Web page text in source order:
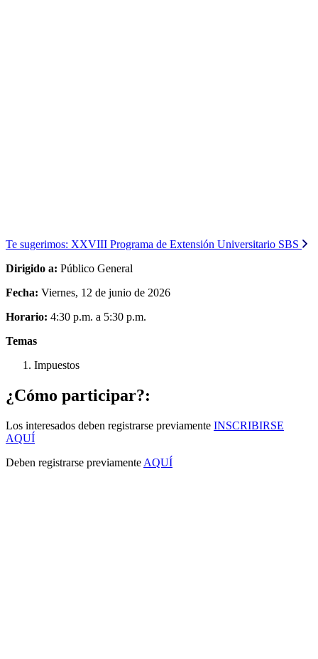
Te sugerimos: XXVIII Programa de Extensión Universitario SBS
Dirigido a: Público General
Fecha: Viernes, 12 de junio de 2026
Horario: 4:30 p.m. a 5:30 p.m.
Temas
Impuestos
¿Cómo participar?:
Los interesados deben registrarse previamente INSCRIBIRSE
AQUÍ
Deben registrarse previamente AQUÍ